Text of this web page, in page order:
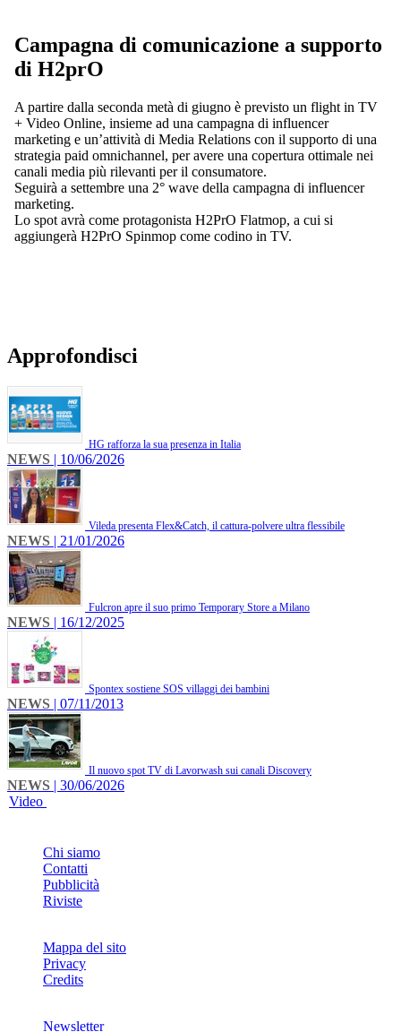
Campagna di comunicazione a supporto
di H2prO
A partire dalla seconda metà di giugno è previsto un flight in TV
+ Video Online, insieme ad una campagna di influencer
marketing e un’attività di Media Relations con il supporto di una
strategia paid omnichannel, per avere una copertura ottimale nei
canali media più rilevanti per il consumatore.
Seguirà a settembre una 2° wave della campagna di influencer
marketing.
Lo spot avrà come protagonista H2PrO Flatmop, a cui si
aggiungerà H2PrO Spinmop come codino in TV.
Approfondisci
HG rafforza la sua presenza in Italia
NEWS | 10/06/2026
Vileda presenta Flex&Catch, il cattura-polvere ultra flessibile
NEWS | 21/01/2026
Fulcron apre il suo primo Temporary Store a Milano
NEWS | 16/12/2025
Spontex sostiene SOS villaggi dei bambini
NEWS | 07/11/2013
Il nuovo spot TV di Lavorwash sui canali Discovery
NEWS | 30/06/2026
Video
Chi siamo
Contatti
Pubblicità
Riviste
Mappa del sito
Privacy
Credits
Newsletter